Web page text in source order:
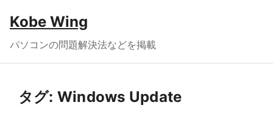
Kobe Wing
パソコンの問題解決法などを掲載
タグ: Windows Update